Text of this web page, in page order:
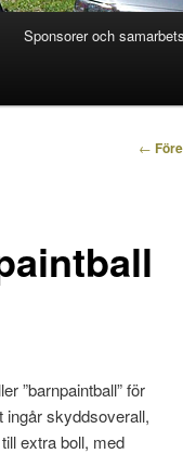
Sponsorer och
←
”barnpaintball” för
ingår skyddsoverall,
extra boll, med